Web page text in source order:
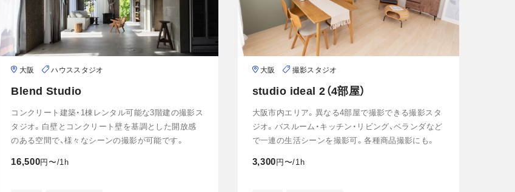
大阪 ハウススタジオ
Blend Studio
コンクリート建築・1棟レンタル可能な3階建の撮影ス
タジオ。白壁とコンクリート壁を基調とした開放感
のある空間で、様々なシーンの撮影が可能です。
16,500円〜/1h
大阪 撮影スタジオ
studio ideal 2（4部屋）
大阪市内エリア。異なる4部屋で撮影できる撮影スタ
ジオ。バスルーム・キッチン・リビング、ベランダなど
で一連の生活シーンを撮影可。各種商品撮影にも。
3,300 円〜/1h